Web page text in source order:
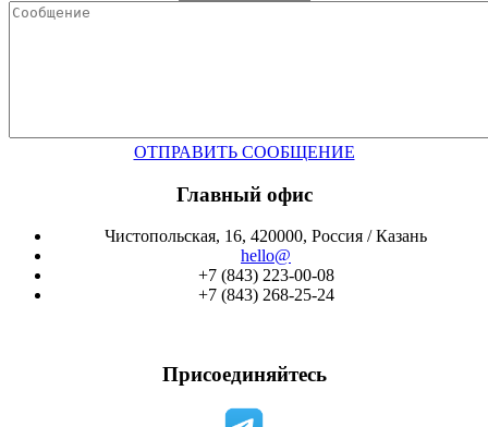
ОТПРАВИТЬ СООБЩЕНИЕ
Главный офис
Чистопольская, 16, 420000, Россия / Казань
hello@
+7 (843) 223-00-08
+7 (843) 268-25-24
Присоединяйтесь